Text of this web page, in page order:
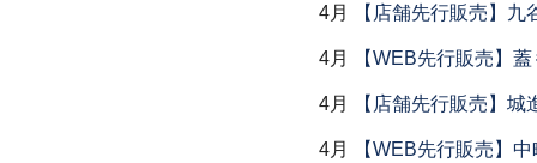
4月 【店舗先行販売】九
4月 【WEB先行販売】
4月 【店舗先行販売】城
4月 【WEB先行販売】